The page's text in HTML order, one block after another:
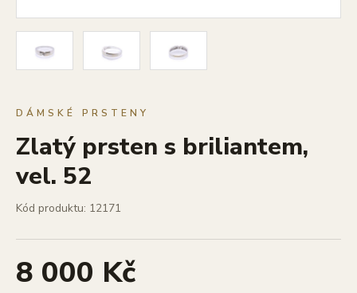
DÁMSKÉ PRSTENY
Zlatý prsten s briliantem,
vel. 52
Kód produktu: 12171
8 000 Kč